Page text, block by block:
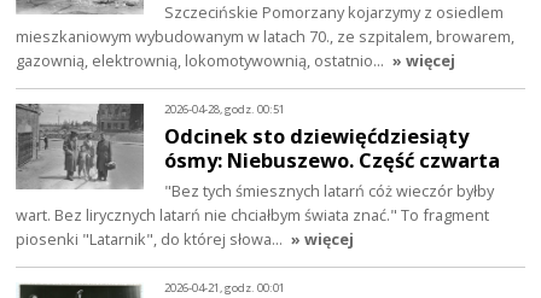
Szczecińskie Pomorzany kojarzymy z osiedlem
mieszkaniowym wybudowanym w latach 70., ze szpitalem, browarem,
gazownią, elektrownią, lokomotywownią, ostatnio… » więcej
2026-04-28, godz. 00:51
Odcinek sto dziewięćdziesiąty
ósmy: Niebuszewo. Część czwarta
"Bez tych śmiesznych latarń cóż wieczór byłby
wart. Bez lirycznych latarń nie chciałbym świata znać." To fragment
piosenki "Latarnik", do której słowa… » więcej
2026-04-21, godz. 00:01